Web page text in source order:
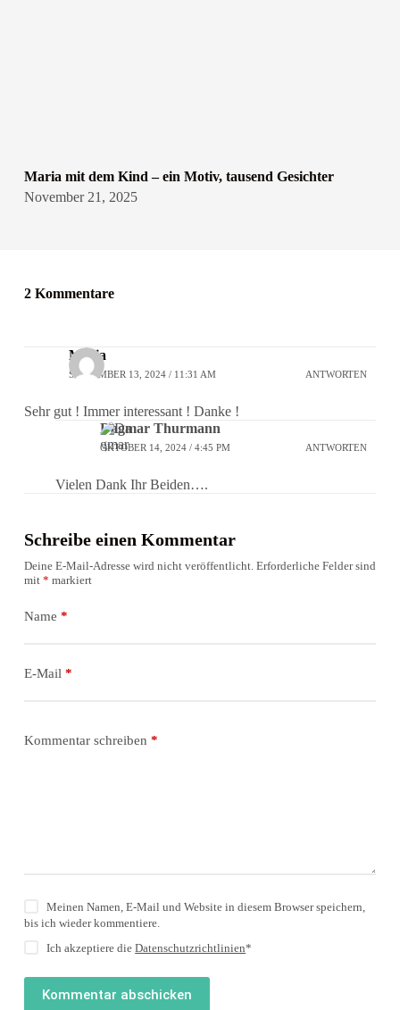
Maria mit dem Kind – ein Motiv, tausend Gesichter
November 21, 2025
2 Kommentare
Maria
SEPTEMBER 13, 2024 / 11:31 AM ANTWORTEN
Sehr gut ! Immer interessant ! Danke !
Dagmar Thurmann
OKTOBER 14, 2024 / 4:45 PM ANTWORTEN
Vielen Dank Ihr Beiden….
Schreibe einen Kommentar
Deine E-Mail-Adresse wird nicht veröffentlicht. Erforderliche Felder sind
mit * markiert
Name *
E-Mail *
Kommentar schreiben *
Meinen Namen, E-Mail und Website in diesem Browser speichern,
bis ich wieder kommentiere.
Ich akzeptiere dieDatenschutzrichtlinien*
Kommentar abschicken